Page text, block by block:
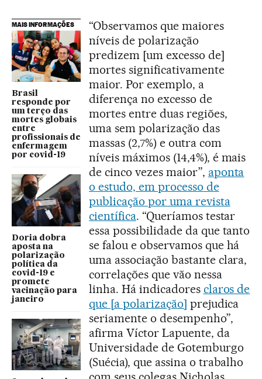
MAIS INFORMAÇÕES
Brasil
responde por
um terço das
mortes globais
entre
profissionais de
enfermagem
por covid-19
Doria dobra
aposta na
polarização
política da
covid-19 e
promete
vacinação para
janeiro
“Observamos que maiores
níveis de polarização
predizem [um excesso de]
mortes significativamente
maior. Por exemplo, a
diferença no excesso de
mortes entre duas regiões,
uma sem polarização das
massas (2,7%) e outra com
níveis máximos (14,4%), é mais
de cinco vezes maior”, aponta
o estudo, em processo de
publicação por uma revista
científica. “Queríamos testar
essa possibilidade da que tanto
se falou e observamos que há
uma associação bastante clara,
correlações que vão nessa
linha. Há indicadores claros de
que [a polarização] prejudica
seriamente o desempenho”,
afirma Víctor Lapuente, da
Universidade de Gotemburgo
(Suécia), que assina o trabalho